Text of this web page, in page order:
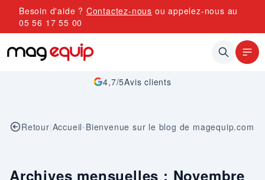
Allez au contenu
Besoin d'aide ? Contactez-nous ou appelez-nous au
05 56 17 55 00
4,7/5Avis clients
Retour|Accueil•Bienvenue sur le blog de magequip.com
Archives mensuelles : Novembre